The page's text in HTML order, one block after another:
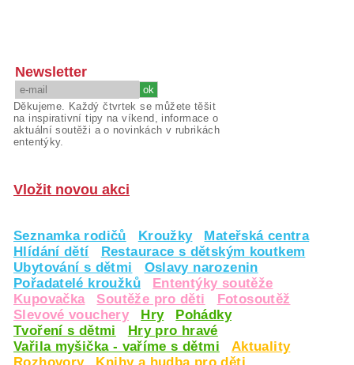
Newsletter
Děkujeme. Každý čtvrtek se můžete těšit
na inspirativní tipy na víkend, informace o
aktuální soutěži a o novinkách v rubrikách
ententýky.
Vložit novou akci
Seznamka rodičů Kroužky
Mateřská centra
Hlídání dětí
Restaurace s dětským koutkem
Ubytování s dětmi
Oslavy narozenin
Pořadatelé kroužků
Ententýky soutěže
Kupovačka
Soutěže pro děti
Fotosoutěž
Slevové vouchery
Hry
Pohádky
Tvoření s dětmi
Hry pro hravé
Vařila myšička - vaříme s dětmi
Aktuality